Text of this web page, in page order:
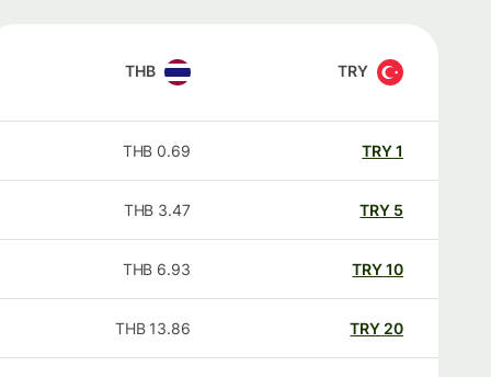
TRY
THB
TRY
0.69
THB
TRY
3.47
THB
TRY
6.93
THB
20
TRY
13.86
THB